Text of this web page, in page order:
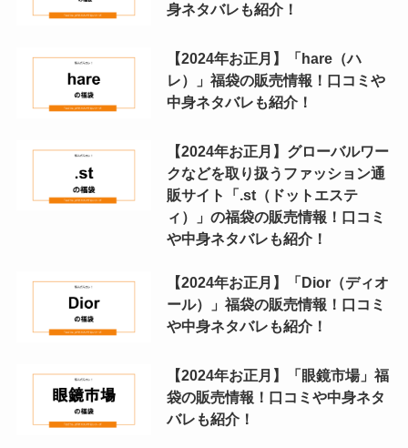
身ネタバレも紹介！
【2024年お正月】「hare（ハ
レ）」福袋の販売情報！口コミや
中身ネタバレも紹介！
【2024年お正月】グローバルワー
クなどを取り扱うファッション通
販サイト「.st（ドットエステ
ィ）」の福袋の販売情報！口コミ
や中身ネタバレも紹介！
【2024年お正月】「Dior（ディオ
ール）」福袋の販売情報！口コミ
や中身ネタバレも紹介！
【2024年お正月】「眼鏡市場」福
袋の販売情報！口コミや中身ネタ
バレも紹介！